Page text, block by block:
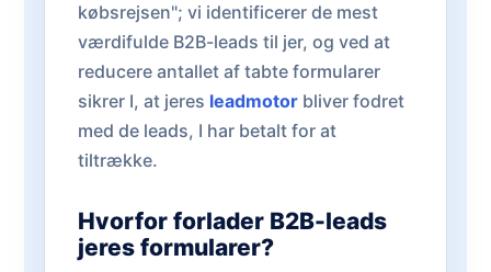
købsrejsen"; vi identificerer de mest
værdifulde B2B-leads til jer, og ved at
reducere antallet af tabte formularer
sikrer I, at jeres leadmotor bliver fodret
med de leads, I har betalt for at
tiltrække.
Hvorfor forlader B2B-leads
jeres formularer?